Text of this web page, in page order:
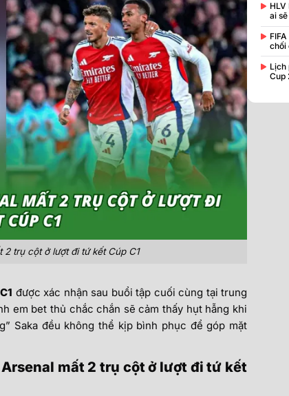
trụ cột ở lượt đi tứ kết Cúp C1
được xác nhận sau buổi tập cuối cùng tại trung
em bet thủ chắc chắn sẽ cảm thấy hụt hẫng khi
Saka đều không thể kịp bình phục để góp mặt
mất 2 trụ cột ở lượt đi tứ kết
ai
chối
Lịch
Cup